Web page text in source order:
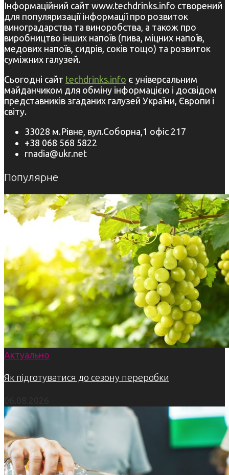
Інформаційний сайт www.techdrinks.info створений
для популяризації інформації про розвиток
виноградарства та виноробства, а також про
виробництво інших напоїв (пива, міцних напоїв,
медових напоїв, сидрів, соків тощо) та розвиток
суміжних галузей.
Сьогодні сайт techdrinks.info є універсальним
майданчиком для обміну інформацією і досвідом
представників згаданих галузей України, Європи і
світу.
33028 м.Рівне, вул.Соборна,1 офіс 217
+38 068 568 5822
rnadia@ukr.net
Популярне
Актуально
Як підготуватися до сезону переробки